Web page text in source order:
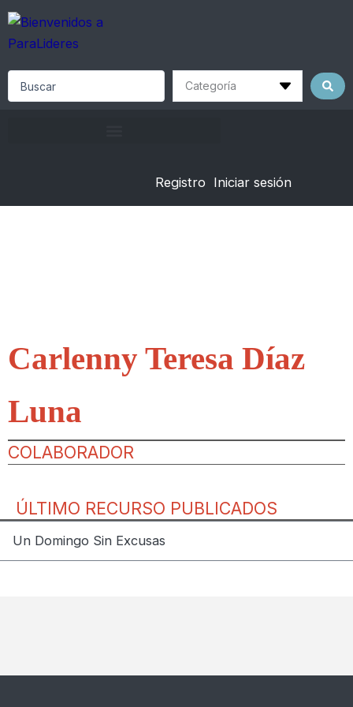
Skip
content
Registro Iniciar sesión
Carlenny Teresa Díaz
Luna
COLABORADOR
ÚLTIMO RECURSO PUBLICADOS
Un Domingo Sin Excusas